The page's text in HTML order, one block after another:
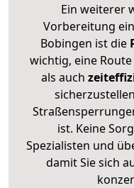
Ein weiterer
Vorbereitung
Bobingen ist die
wichtig, eine
als auch
ist. Keine
Spezialisten und
damit Sie sich